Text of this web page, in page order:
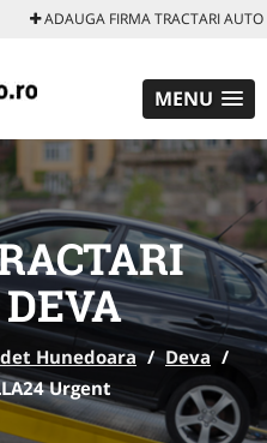
ADAUGA FIRMA TRACTARI AUTO
MENU
Hunedoara / Deva /
Urgent